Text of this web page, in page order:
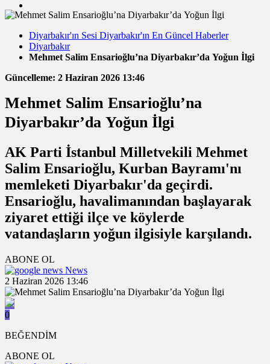
Diyarbakır'ın Sesi Diyarbakır'ın En Güncel Haberler
Diyarbakır
Mehmet Salim Ensarioğlu’na Diyarbakır’da Yoğun İlgi
Güncelleme: 2 Haziran 2026 13:46
Mehmet Salim Ensarioğlu’na
Diyarbakır’da Yoğun İlgi
AK Parti İstanbul Milletvekili Mehmet
Salim Ensarioğlu, Kurban Bayramı'nı
memleketi Diyarbakır'da geçirdi.
Ensarioğlu, havalimanından başlayarak
ziyaret ettiği ilçe ve köylerde
vatandaşların yoğun ilgisiyle karşılandı.
ABONE OL
News
2 Haziran 2026 13:46
0
BEĞENDİM
ABONE OL